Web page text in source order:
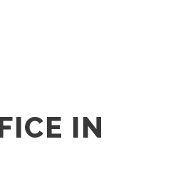
IN